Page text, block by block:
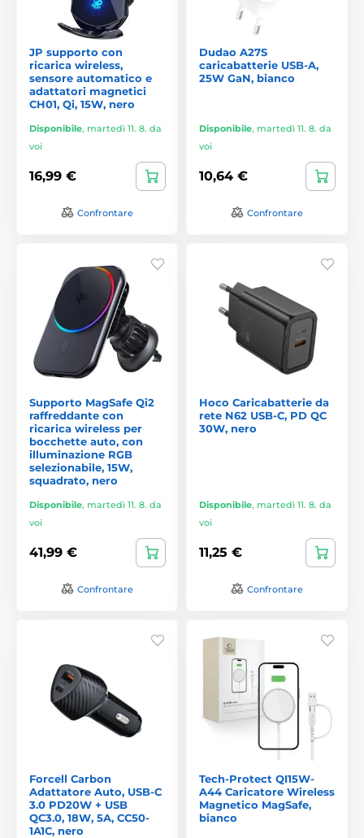
JP supporto con
ricarica wireless,
sensore automatico e
adattatori magnetici
CH01, Qi, 15W, nero
Disponibile, martedì 11. 8. da
voi
16,99 €
Confrontare
Dudao A27S
caricabatterie USB-A,
25W GaN, bianco
Disponibile, martedì 11. 8. da
voi
10,64 €
Confrontare
Supporto MagSafe Qi2
raffreddante con
ricarica wireless per
bocchette auto, con
illuminazione RGB
selezionabile, 15W,
squadrato, nero
Disponibile, martedì 11. 8. da
voi
41,99 €
Confrontare
Hoco Caricabatterie da
rete N62 USB-C, PD QC
30W, nero
Disponibile, martedì 11. 8. da
voi
11,25 €
Confrontare
Forcell Carbon
Adattatore Auto, USB-C
3.0 PD20W + USB
QC3.0, 18W, 5A, CC50-
1A1C, nero
Tech-Protect QI15W-
A44 Caricatore Wireless
Magnetico MagSafe,
bianco